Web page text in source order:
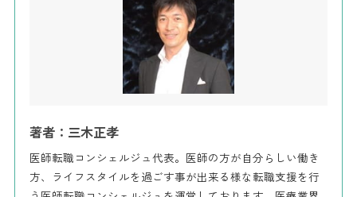
著者：三木正孝
医師転職コンシェルジュ代表。医師の方が自分らしい働き
方、ライフスタイルを過ごす事が出来る様な転職支援を行